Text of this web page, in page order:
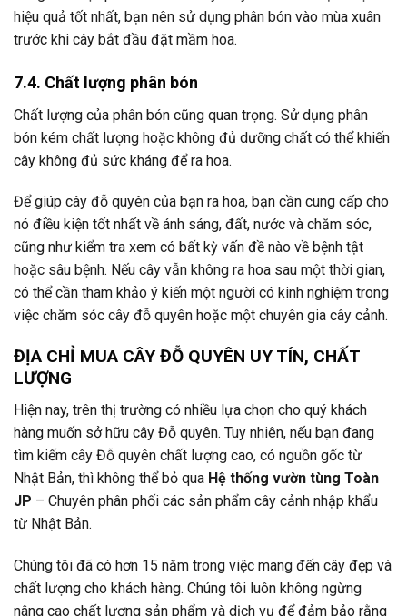
hiệu quả tốt nhất, bạn nên sử dụng phân bón vào mùa xuân
trước khi cây bắt đầu đặt mầm hoa.
7.4. Chất lượng phân bón
Chất lượng của phân bón cũng quan trọng. Sử dụng phân
bón kém chất lượng hoặc không đủ dưỡng chất có thể khiến
cây không đủ sức kháng để ra hoa.
Để giúp cây đỗ quyên của bạn ra hoa, bạn cần cung cấp cho
nó điều kiện tốt nhất về ánh sáng, đất, nước và chăm sóc,
cũng như kiểm tra xem có bất kỳ vấn đề nào về bệnh tật
hoặc sâu bệnh. Nếu cây vẫn không ra hoa sau một thời gian,
có thể cần tham khảo ý kiến một người có kinh nghiệm trong
việc chăm sóc cây đỗ quyên hoặc một chuyên gia cây cảnh.
ĐỊA CHỈ MUA CÂY ĐỖ QUYÊN UY TÍN, CHẤT
LƯỢNG
Hiện nay, trên thị trường có nhiều lựa chọn cho quý khách
hàng muốn sở hữu cây Đỗ quyên. Tuy nhiên, nếu bạn đang
tìm kiếm cây Đỗ quyên chất lượng cao, có nguồn gốc từ
Nhật Bản, thì không thể bỏ qua Hệ thống vườn tùng Toàn
JP – Chuyên phân phối các sản phẩm cây cảnh nhập khẩu
từ Nhật Bản.
Chúng tôi đã có hơn 15 năm trong việc mang đến cây đẹp và
chất lượng cho khách hàng. Chúng tôi luôn không ngừng
nâng cao chất lượng sản phẩm và dịch vụ để đảm bảo rằng